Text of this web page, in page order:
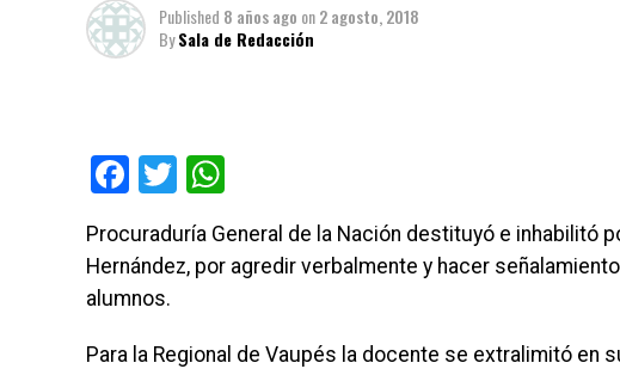
Published 8 años ago on2 agosto, 2018
BySala de Redacción
Facebook
Twitter
Procuraduría General de la Nación destituyó e inhabilitó
Hernández, por agredir verbalmente y hacer
alumnos.
Para la Regional de Vaupés la docente se extralimitó en